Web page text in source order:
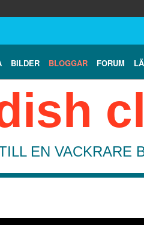
BILDER BLOGGAR FORUM
EN VACKRARE